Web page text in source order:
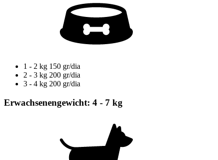
1 - 2 kg 150 gr/dia
2 - 3 kg 200 gr/dia
3 - 4 kg 200 gr/dia
Erwachsenengewicht: 4 - 7 kg